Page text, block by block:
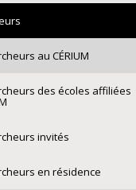
au CÉRIUM
des écoles affiliées
invités
en résidence